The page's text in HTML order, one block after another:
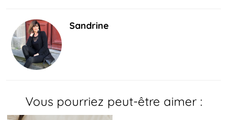
Sandrine
Vous pourriez peut-être aimer :